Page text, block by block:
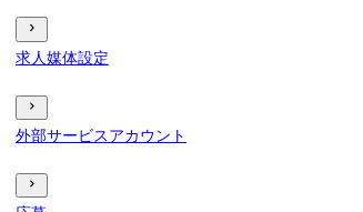
求人媒体設定
外部サービスアカウント